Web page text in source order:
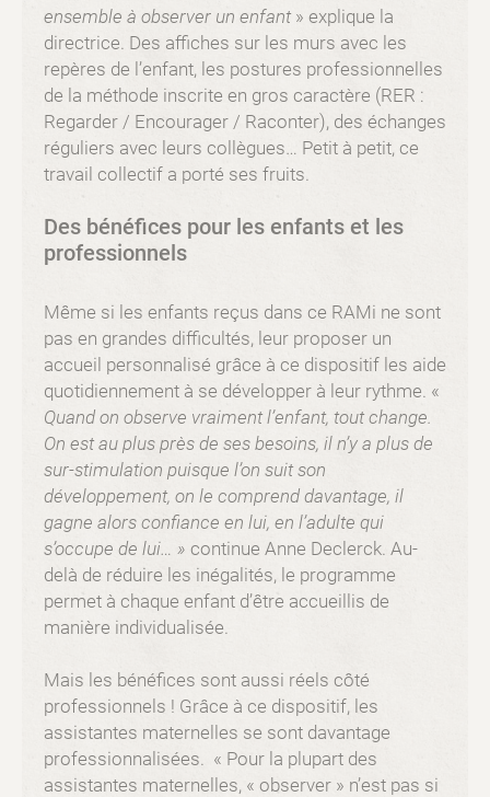
ensemble à observer un enfant » explique la
directrice. Des affiches sur les murs avec les
repères de l’enfant, les postures professionnelles
de la méthode inscrite en gros caractère (RER :
Regarder / Encourager / Raconter), des échanges
réguliers avec leurs collègues… Petit à petit, ce
travail collectif a porté ses fruits.
Des bénéfices pour les enfants et les
professionnels
Même si les enfants reçus dans ce RAMi ne sont
pas en grandes difficultés, leur proposer un
accueil personnalisé grâce à ce dispositif les aide
quotidiennement à se développer à leur rythme. «
Quand on observe vraiment l’enfant, tout change.
On est au plus près de ses besoins, il n’y a plus de
sur-stimulation puisque l’on suit son
développement, on le comprend davantage, il
gagne alors confiance en lui, en l’adulte qui
s’occupe de lui… » continue Anne Declerck. Au-
delà de réduire les inégalités, le programme
permet à chaque enfant d’être accueillis de
manière individualisée.
Mais les bénéfices sont aussi réels côté
professionnels ! Grâce à ce dispositif, les
assistantes maternelles se sont davantage
professionnalisées. « Pour la plupart des
assistantes maternelles, « observer » n’est pas si